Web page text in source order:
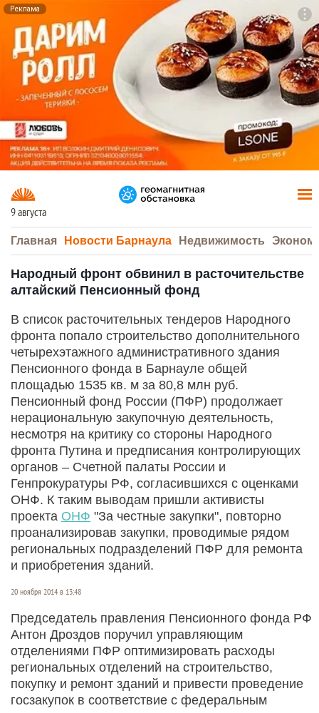
Реклама
9 августа
Главная Новости Барнаула Недвижимость
Народный фронт обвинил в расточительстве
алтайский Пенсионный фонд
В список расточительных тендеров Народного
фронта попало строительство дополнительного
четырехэтажного административного здания
Пенсионного фонда в Барнауле общей
площадью 1535 кв. м за 80,8 млн руб.
Пенсионный фонд России (ПФР) продолжает
нерациональную закупочную деятельность,
несмотря на критику со стороны Народного
фронта Путина и предписания контролирующих
органов – Счетной палаты России и
Генпрокуратуры РФ, согласившихся с оценками
ОНФ. К таким выводам пришли активисты
проекта ОНФ "За честные закупки", повторно
проанализировав закупки, проводимые рядом
региональных подразделений ПФР для ремонта
и приобретения зданий.
20 ноября 2014 в 13:48
Председатель правления Пенсионного фонда РФ
Антон Дроздов поручил управляющим
отделениями ПФР оптимизировать расходы
региональных отделений на строительство,
покупку и ремонт зданий и привести проведение
госзакупок в соответствие с федеральным